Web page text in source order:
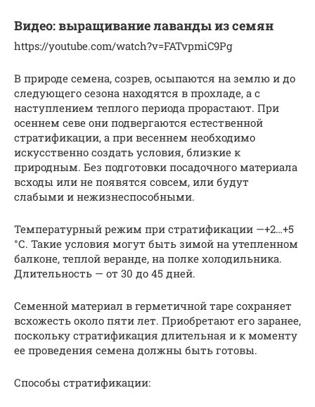
Видео: выращивание лаванды из семян
https://youtube.com/watch?v=FATvpmiC9Pg
В природе семена, созрев, осыпаются на землю и до
следующего сезона находятся в прохладе, а с
наступлением теплого периода прорастают. При
осеннем севе они подвергаются естественной
стратификации, а при весеннем необходимо
искусственно создать условия, близкие к
природным. Без подготовки посадочного материала
всходы или не появятся совсем, или будут
слабыми и нежизнеспособными.
Температурный режим при стратификации —+2…+5
°С. Такие условия могут быть зимой на утепленном
балконе, теплой веранде, на полке холодильника.
Длительность — от 30 до 45 дней.
Семенной материал в герметичной таре сохраняет
всхожесть около пяти лет. Приобретают его заранее,
поскольку стратификация длительная и к моменту
ее проведения семена должны быть готовы.
Способы стратификации: